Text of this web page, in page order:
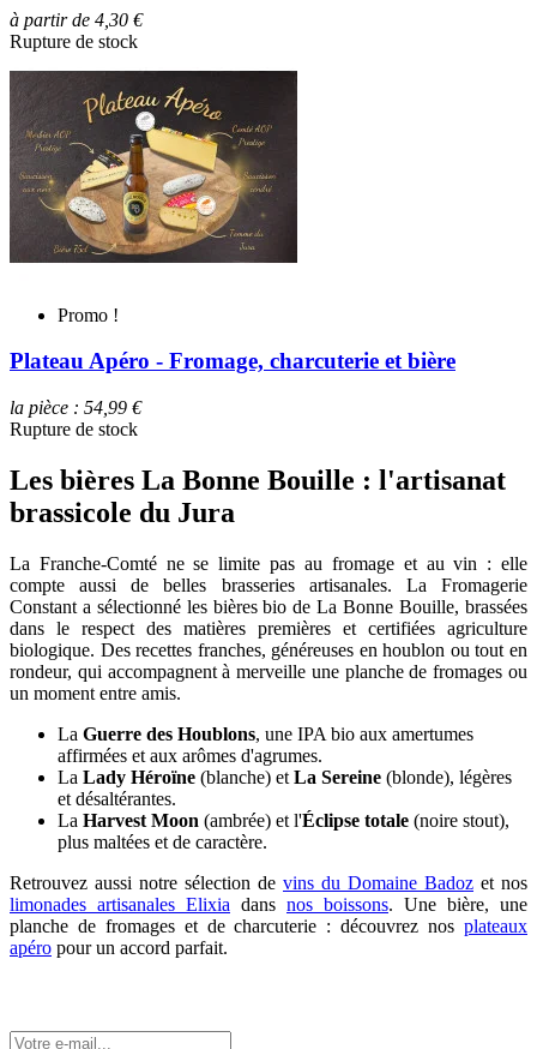
à partir de 4,30 €
Rupture de stock
Promo !
Plateau Apéro - Fromage, charcuterie et bière
la pièce : 54,99 €
Rupture de stock
Les bières La Bonne Bouille : l'artisanat
brassicole du Jura
La Franche-Comté ne se limite pas au fromage et au vin : elle
compte aussi de belles brasseries artisanales. La Fromagerie
Constant a sélectionné les bières bio de La Bonne Bouille, brassées
dans le respect des matières premières et certifiées agriculture
biologique. Des recettes franches, généreuses en houblon ou tout en
rondeur, qui accompagnent à merveille une planche de fromages ou
un moment entre amis.
La Guerre des Houblons, une IPA bio aux amertumes
affirmées et aux arômes d'agrumes.
La Lady Héroïne (blanche) et La Sereine (blonde), légères
et désaltérantes.
La Harvest Moon (ambrée) et l'Éclipse totale (noire stout),
plus maltées et de caractère.
Retrouvez aussi notre sélection de vins du Domaine Badoz et nos
limonades artisanales Elixia dans nos boissons. Une bière, une
planche de fromages et de charcuterie : découvrez nos plateaux
apéro pour un accord parfait.